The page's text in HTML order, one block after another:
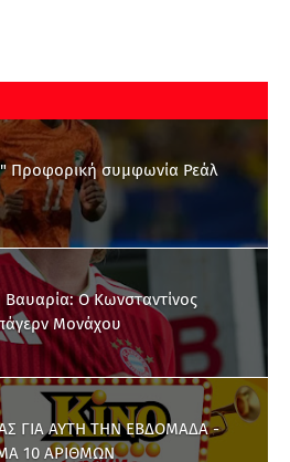
Προφορική συμφωνία Ρεάλ
O Κωνσταντίνος
Μονάχου
ΓΙΑ ΑΥΤΗ ΤΗΝ ΕΒΔΟΜΑΔΑ -
10 ΑΡΙΘΜΩΝ